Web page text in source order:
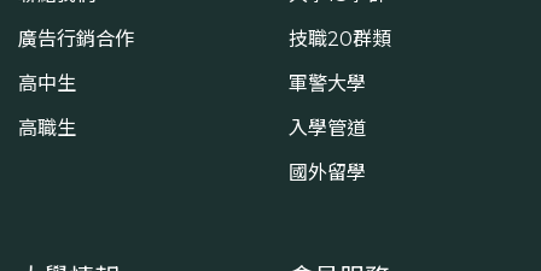
廣告行銷合作
高中生
高職生
技職20群類
軍警大學
入學管道
國外留學